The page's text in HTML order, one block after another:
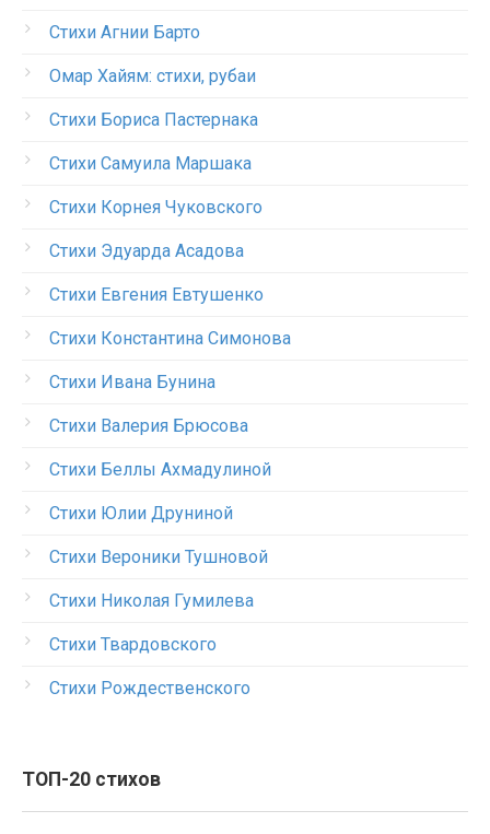
Стихи Агнии Барто
Омар Хайям: стихи, рубаи
Стихи Бориса Пастернака
Стихи Самуила Маршака
Стихи Корнея Чуковского
Стихи Эдуарда Асадова
Стихи Евгения Евтушенко
Стихи Константина Симонова
Стихи Ивана Бунина
Стихи Валерия Брюсова
Стихи Беллы Ахмадулиной
Стихи Юлии Друниной
Стихи Вероники Тушновой
Стихи Николая Гумилева
Стихи Твардовского
Стихи Рождественского
ТОП-20 стихов